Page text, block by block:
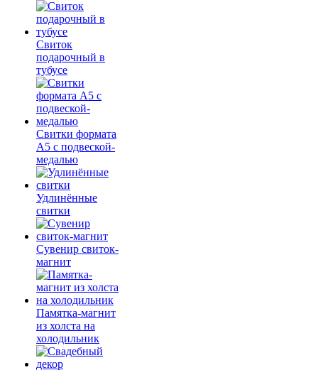
Свиток
подарочный в
тубусе
Свитки формата
А5 с подвеской-
медалью
Удлинённые
свитки
Сувенир свиток-
магнит
Памятка-магнит
из холста на
холодильник